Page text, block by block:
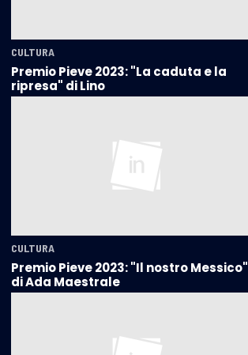
CULTURA
Premio Pieve 2023: "La caduta e la
ripresa" di Lino
CULTURA
Premio Pieve 2023: "Il nostro Messico"
di Ada Maestrale